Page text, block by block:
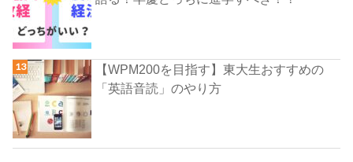
【WPM200を目指す】東大生おすすめの
「英語音読」のやり方